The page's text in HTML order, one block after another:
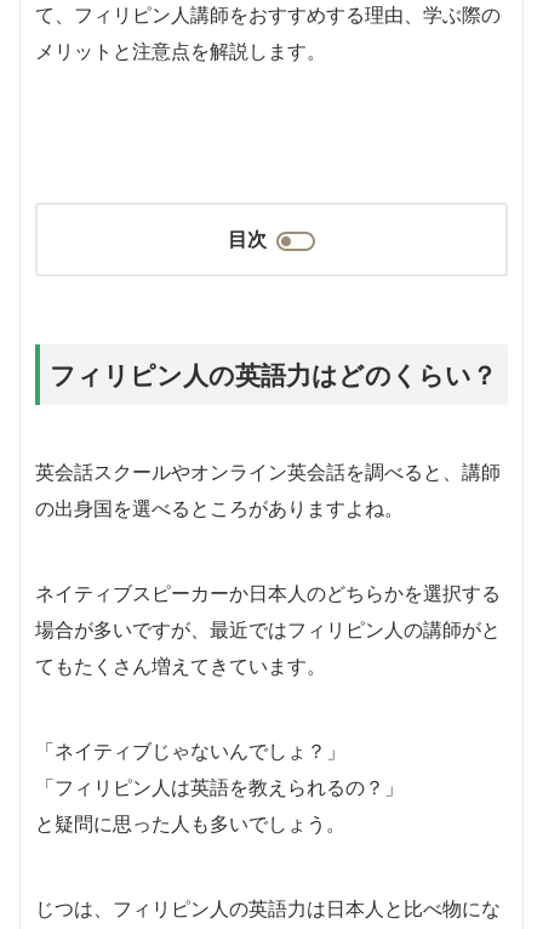
て、フィリピン人講師をおすすめする理由、学ぶ際の
メリットと注意点を解説します。
目次
フィリピン人の英語力はどのくらい？
英会話スクールやオンライン英会話を調べると、講師
の出身国を選べるところがありますよね。
ネイティブスピーカーか日本人のどちらかを選択する
場合が多いですが、最近ではフィリピン人の講師がと
てもたくさん増えてきています。
「ネイティブじゃないんでしょ？」
「フィリピン人は英語を教えられるの？」
と疑問に思った人も多いでしょう。
じつは、フィリピン人の英語力は日本人と比べ物にな